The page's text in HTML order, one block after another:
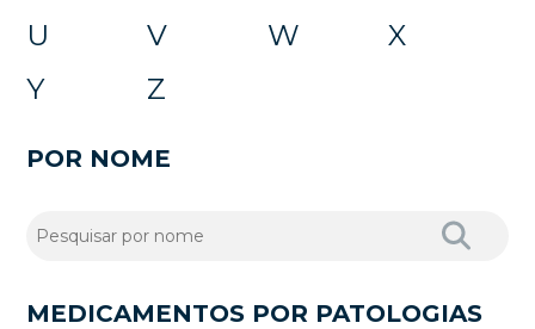
U
V W
X
Y
Z
POR NOME
MEDICAMENTOS POR PATOLOGIAS